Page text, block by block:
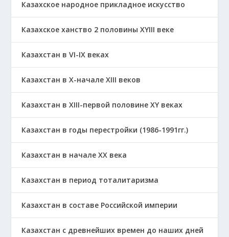
Казахское народное прикладное искусство
Казахское ханство 2 половины ХҮІІІ веке
Казахстан в VI-IX веках
Казахстан в X-начале XIII веков
Казахстан в XIII-первой половине ХҮ веках
Казахстан в годы перестройки (1986-1991гг.)
Казахстан в начале ХХ века
Казахстан в период тоталитаризма
Казахстан в составе Российской империи
Казахстан с древнейших времен до наших дней